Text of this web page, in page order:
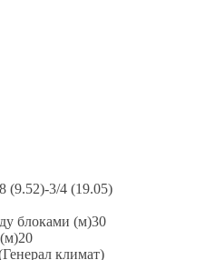
(9.52)-3/4 (19.05)
блоками (м)30
климат)